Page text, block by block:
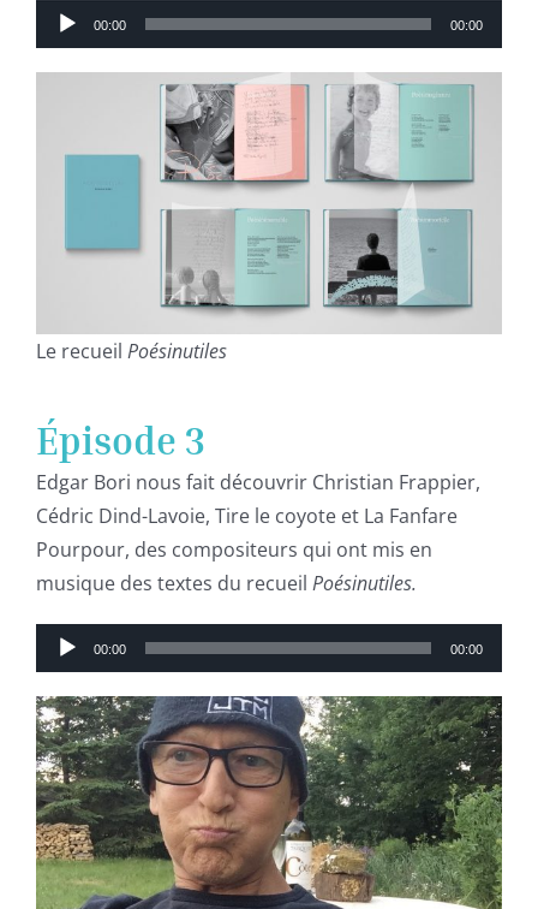
Lecteur
audio
00:00 00:00
Le recueil Poésinutiles
Épisode 3
Edgar Bori nous fait découvrir Christian Frappier,
Cédric Dind-Lavoie, Tire le coyote et La Fanfare
Pourpour, des compositeurs qui ont mis en
musique des textes du recueil Poésinutiles.
Lecteur
audio
00:00 00:00